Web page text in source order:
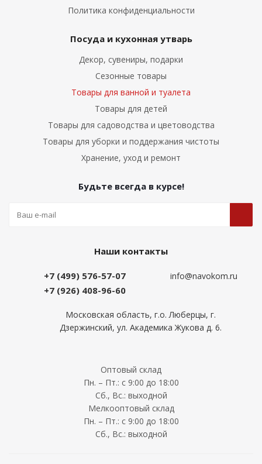
Политика конфиденциальности
Посуда и кухонная утварь
Декор, сувениры, подарки
Сезонные товары
Товары для ванной и туалета
Товары для детей
Товары для садоводства и цветоводства
Товары для уборки и поддержания чистоты
Хранение, уход и ремонт
Будьте всегда в курсе!
Наши контакты
+7 (499) 576-57-07
+7 (926) 408-96-60
info@navokom.ru
Московская область, г.о. Люберцы, г.
Дзержинский, ул. Академика Жукова д. 6.
Оптовый склад
Пн. – Пт.: с 9:00 до 18:00
Сб., Вс.: выходной
Мелкооптовый склад
Пн. – Пт.: с 9:00 до 18:00
Сб., Вс.: выходной